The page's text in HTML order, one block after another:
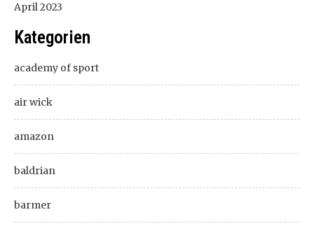
April 2023
Kategorien
academy of sport
air wick
amazon
baldrian
barmer